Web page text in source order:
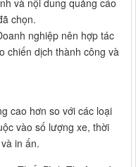
và nội dung quảng cáo
chọn.
nghiệp nên hợp tác
chiến dịch thành công và
cao hơn so với các loại
vào số lượng xe, thời
in ấn.